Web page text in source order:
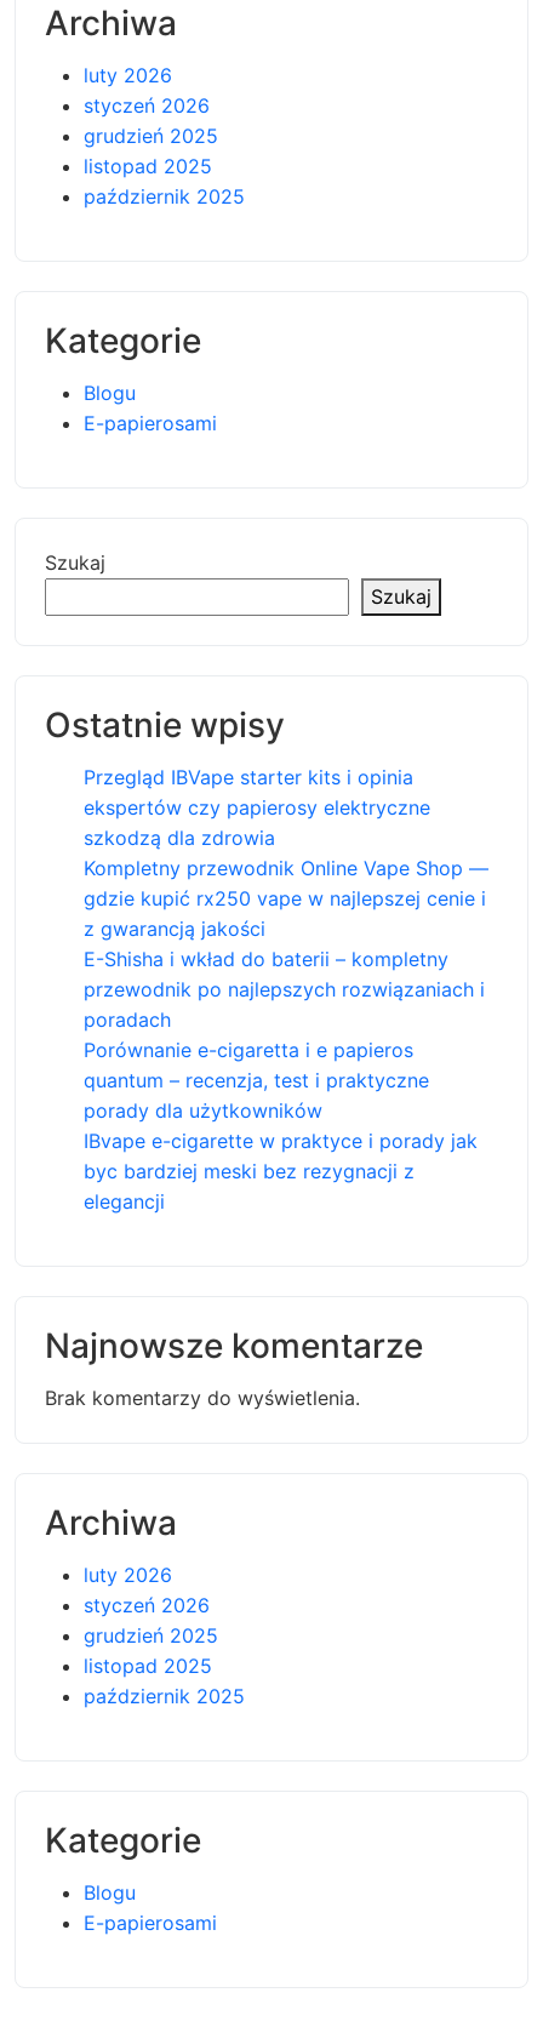
Archiwa
luty 2026
styczeń 2026
grudzień 2025
listopad 2025
październik 2025
Kategorie
Blogu
E-papierosami
Szukaj
Szukaj
Ostatnie wpisy
Przegląd IBVape starter kits i opinia
ekspertów czy papierosy elektryczne
szkodzą dla zdrowia
Kompletny przewodnik Online Vape Shop —
gdzie kupić rx250 vape w najlepszej cenie i
z gwarancją jakości
E-Shisha i wkład do baterii – kompletny
przewodnik po najlepszych rozwiązaniach i
poradach
Porównanie e-cigaretta i e papieros
quantum – recenzja, test i praktyczne
porady dla użytkowników
IBvape e-cigarette w praktyce i porady jak
byc bardziej meski bez rezygnacji z
elegancji
Najnowsze komentarze
Brak komentarzy do wyświetlenia.
Archiwa
luty 2026
styczeń 2026
grudzień 2025
listopad 2025
październik 2025
Kategorie
Blogu
E-papierosami